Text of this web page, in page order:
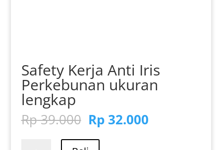
Safety Kerja Anti Iris
Perkebunan ukuran
lengkap
Rp39.000 Harga
aslinya
adalah:
Rp32.000Harga